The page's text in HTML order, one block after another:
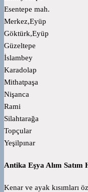
Esentepe mah.
Merkez,Eyüp
Göktürk,Eyüp
Güzeltepe
İslambey
Karadolap
Mithatpaşa
Nişanca
Rami
Silahtarağa
Topçular
Yeşilpınar
Antika Eşya Alım
Kenar ve ayak kısımları